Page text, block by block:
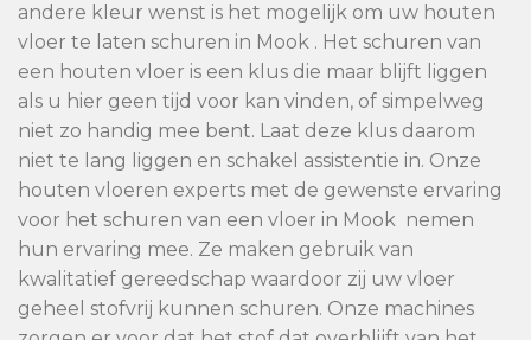
andere kleur wenst is het mogelijk om uw houten
vloer te laten schuren in Mook . Het schuren van
een houten vloer is een klus die maar blijft liggen
als u hier geen tijd voor kan vinden, of simpelweg
niet zo handig mee bent. Laat deze klus daarom
niet te lang liggen en schakel assistentie in. Onze
houten vloeren experts met de gewenste ervaring
voor het schuren van een vloer in Mook nemen
hun ervaring mee. Ze maken gebruik van
kwalitatief gereedschap waardoor zij uw vloer
geheel stofvrij kunnen schuren. Onze machines